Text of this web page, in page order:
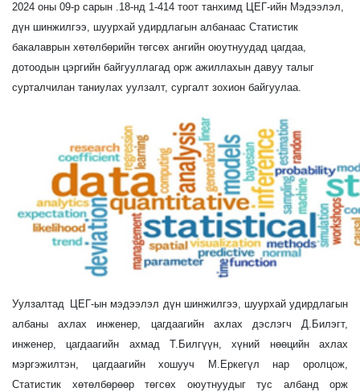
2024 оны 09-р сарын .18-нд 1-414 тоот танхимд ЦЕГ-ийн Мэдээлэл,
дүн шинжилгээ, шуурхай удирдлагын албанаас Статистик
бакалаврын хөтөлбөрийн төгсөх ангийн оюутнуудад цагдаа,
дотоодын цэргийн байгууллагад орж ажиллахын давуу талыг
сурталчилан таниулах уулзалт, сургалт зохион байгуулаа.
Уулзалтад ЦЕГ-ын мэдээлэл дүн шинжилгээ, шуурхай удирдлагын
албаны ахлах инженер, цагдаагийн ахлах дэслэгч Д.Билэгт,
инженер, цагдаагийн ахмад Т.Билгүүн, хүний нөөцийн ахлах
мэргэжилтэн, цагдаагийн хошууч М.Еркегүл нар оролцож,
Статистик хөтөлбөрөөр төгсөх оюутнуудыг тус албанд орж